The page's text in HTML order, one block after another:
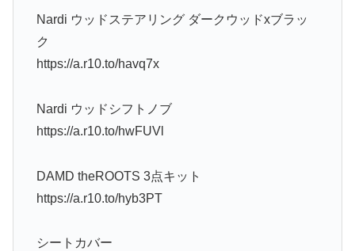
Nardi ウッドステアリング ダークウッドxブラッ
ク
https://a.r10.to/havq7x
Nardi ウッドシフトノブ
https://a.r10.to/hwFUVl
DAMD theROOTS 3点キット
https://a.r10.to/hyb3PT
シートカバー